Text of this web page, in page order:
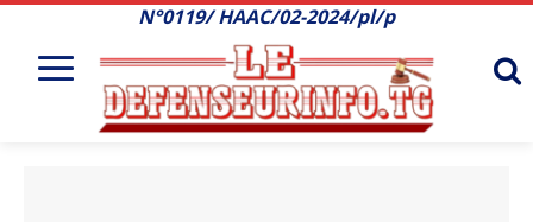
N°0119/ HAAC/02-2024/pl/p